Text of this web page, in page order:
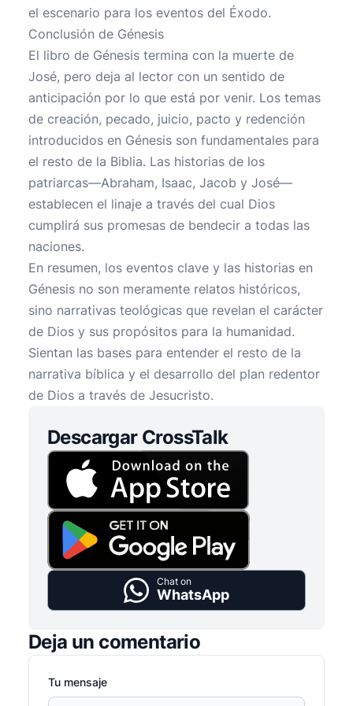
el escenario para los eventos del Éxodo.
Conclusión de Génesis
El libro de Génesis termina con la muerte de
José, pero deja al lector con un sentido de
anticipación por lo que está por venir. Los temas
de creación, pecado, juicio, pacto y redención
introducidos en Génesis son fundamentales para
el resto de la Biblia. Las historias de los
patriarcas—Abraham, Isaac, Jacob y José—
establecen el linaje a través del cual Dios
cumplirá sus promesas de bendecir a todas las
naciones.
En resumen, los eventos clave y las historias en
Génesis no son meramente relatos históricos,
sino narrativas teológicas que revelan el carácter
de Dios y sus propósitos para la humanidad.
Sientan las bases para entender el resto de la
narrativa bíblica y el desarrollo del plan redentor
de Dios a través de Jesucristo.
Descargar CrossTalk
Chat on
WhatsApp
Deja un comentario
Tu mensaje